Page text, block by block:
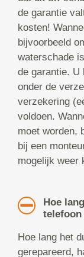
de garantie
kosten!
bijvoorbeeld
waterschade
de garantie. U
onder de
verzekering
voldoen.
moet worden,
bij een
mogelijk weer
Hoe
telefoon
Hoe lang het
gerepareerd,